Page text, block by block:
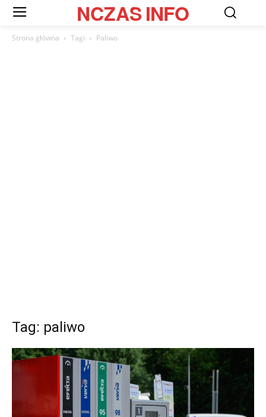
NCZASINFO
Strona główna Tagi Paliwo
Tag: paliwo